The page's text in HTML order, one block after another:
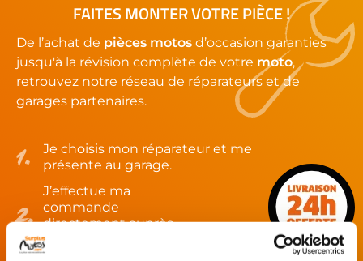
FAITES MONTER VOTRE PIÈCE !
De l’achat de pièces motos d’occasion garanties
jusqu'à la révision complète de votre moto,
retrouvez notre réseau de réparateurs et de
garages partenaires.
Je choisis mon réparateur et me
présente au garage.
J’effectue ma
commande
directement auprès
du réparateur.